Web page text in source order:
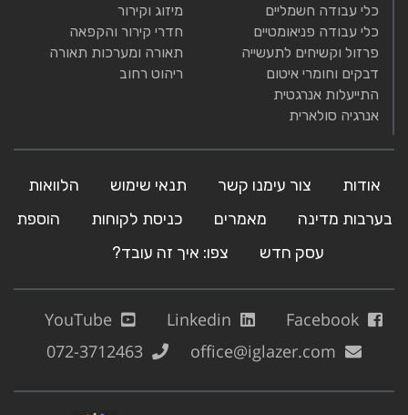
כלי עבודה חשמליים
כלי עבודה פניאומטיים
פרזול וקשיחים לתעשייה
דבקים וחומרי איטום
התייעלות אנרגטית
אנרגיה סולארית
מיזוג וקירור
חדרי קירור והקפאה
תאורה ומערכות תאורה
ריהוט רחוב
אודות צור עימנו קשר תנאי שימוש
הלוואות
בערבות מדינה
מאמרים כניסת לקוחות
הוספת
עסק חדש
צפו: איך זה עובד?
Facebook